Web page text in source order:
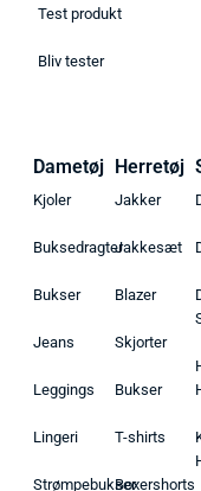
Test produkt
Bliv tester
Dametøj
Kjoler
Buksedragter
Bukser
Jeans
Leggings
Lingeri
Strømpebukser
Herretøj
Jakker
Jakkesæt
Blazer
Skjorter
Bukser
T-shirts
Boxershorts